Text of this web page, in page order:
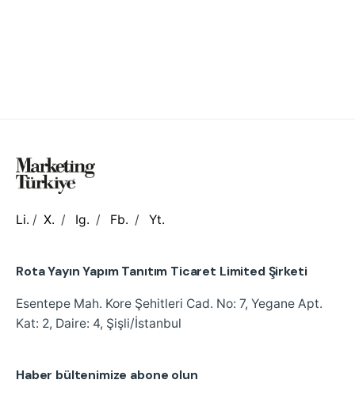
Li. / X. / Ig. / Fb. / Yt.
Rota Yayın Yapım Tanıtım Ticaret Limited Şirketi
Esentepe Mah. Kore Şehitleri Cad. No: 7, Yegane Apt.
Kat: 2, Daire: 4, Şişli/İstanbul
Haber bültenimize abone olun